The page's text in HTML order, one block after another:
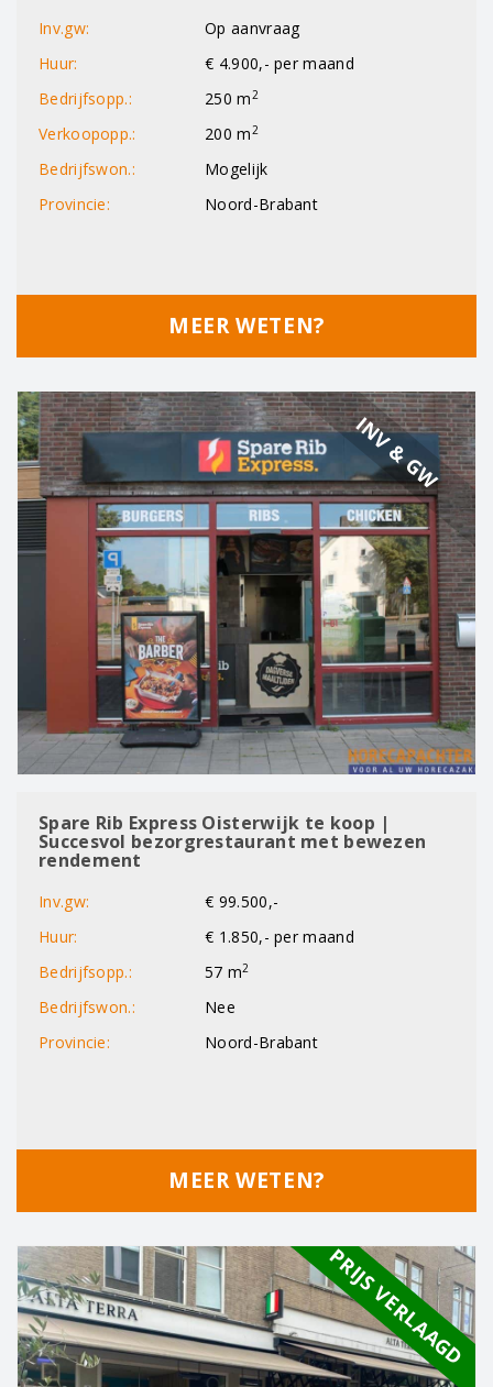
Inv.gw:
Op aanvraag
Huur:
€ 4.900,- per maand
Bedrijfsopp.:
250 m 2
Verkoopopp.: 200 m 2
Bedrijfswon.:
Mogelijk
Provincie:
Noord-Brabant
MEER WETEN?
INV & GW
Spare Rib Express Oisterwijk te koop |
Succesvol bezorgrestaurant met bewezen
rendement
Inv.gw:
€ 99.500,-
Huur:
€ 1.850,- per maand
Bedrijfsopp.:
57 m2
Bedrijfswon.:
Nee
Provincie:
Noord-Brabant
MEER WETEN?
PRIJS VERLAAGD